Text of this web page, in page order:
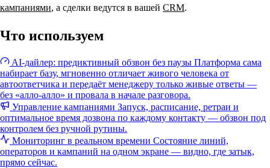
кампаниями, а сделки ведутся в вашей CRM.
Что используем
AI-дайлер: предиктивный обзвон без паузы Платформа сама
набирает базу, мгновенно отличает живого человека от
автоответчика и передаёт менеджеру только живые ответы —
без «алло-алло» и провала в начале разговора.
Управление кампаниями Запуск, расписание, ретраи и
оптимальное время дозвона по каждому контакту — обзвон под
контролем без ручной рутины.
Мониторинг в реальном времени Состояние линий,
операторов и кампаний на одном экране — видно, где затык,
прямо сейчас.